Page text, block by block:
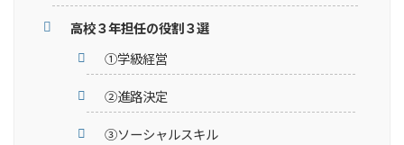
高校３年担任の役割３選
①学級経営
②進路決定
③ソーシャルスキル